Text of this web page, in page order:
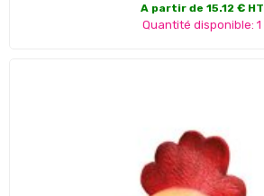
A partir de 15.12 € HT
Quantité disponible: 1